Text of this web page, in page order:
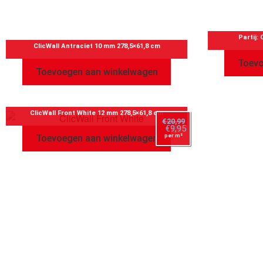
ClicWall Antraciet 10 mm 278,5×61,8 cm
Toevoegen aan winkelwagen
Partij:
ClicWall Front White 12 mm 278,5×61,8 cm
€20,99
€9,95
per m²
Toevoegen aan winkelwagen